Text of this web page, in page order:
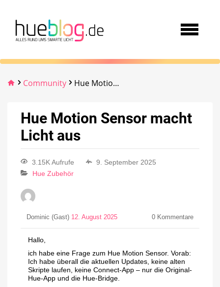
Community Hue Motion Sensor macht Licht aus
Hue Motion Sensor macht
Licht aus
3.15K Aufrufe
9. September 2025
Hue Zubehör
Dominic (Gast) 12. August 2025 0 Kommentare
Hallo,
ich habe eine Frage zum Hue Motion Sensor. Vorab:
Ich habe überall die aktuellen Updates, keine alten
Skripte laufen, keine Connect-App – nur die Original-
Hue-App und die Hue-Bridge.